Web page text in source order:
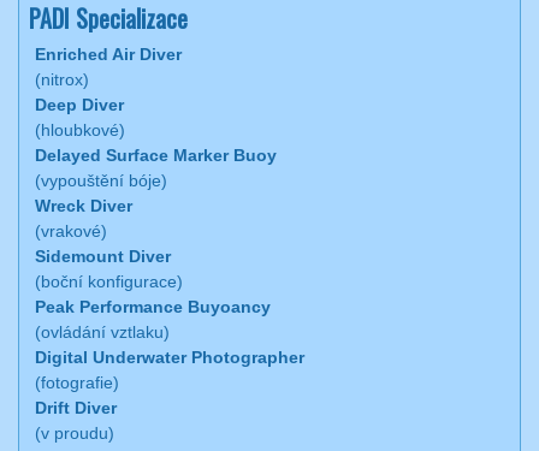
PADI Specializace
Enriched Air Diver
(nitrox)
Deep Diver
(hloubkové)
Delayed Surface Marker Buoy
(vypouštění bóje)
Wreck Diver
(vrakové)
Sidemount Diver
(boční konfigurace)
Peak Performance Buyoancy
(ovládání vztlaku)
Digital Underwater Photographer
(fotografie)
Drift Diver
(v proudu)